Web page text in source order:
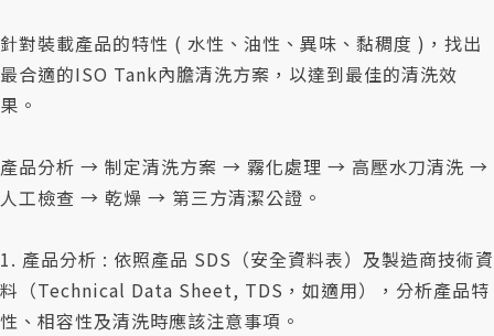
針對裝載產品的特性 ( 水性、油性、異味、黏稠度 )，找出
最合適的ISO Tank內膽清洗方案，以達到最佳的清洗效
果。
產品分析 → 制定清洗方案 → 霧化處理 → 高壓水刀清洗 →
人工檢查 → 乾燥 → 第三方清潔公證。
1. 產品分析 : 依照產品 SDS（安全資料表）及製造商技術資
料（Technical Data Sheet, TDS，如適用），分析產品特
性、相容性及清洗時應該注意事項。